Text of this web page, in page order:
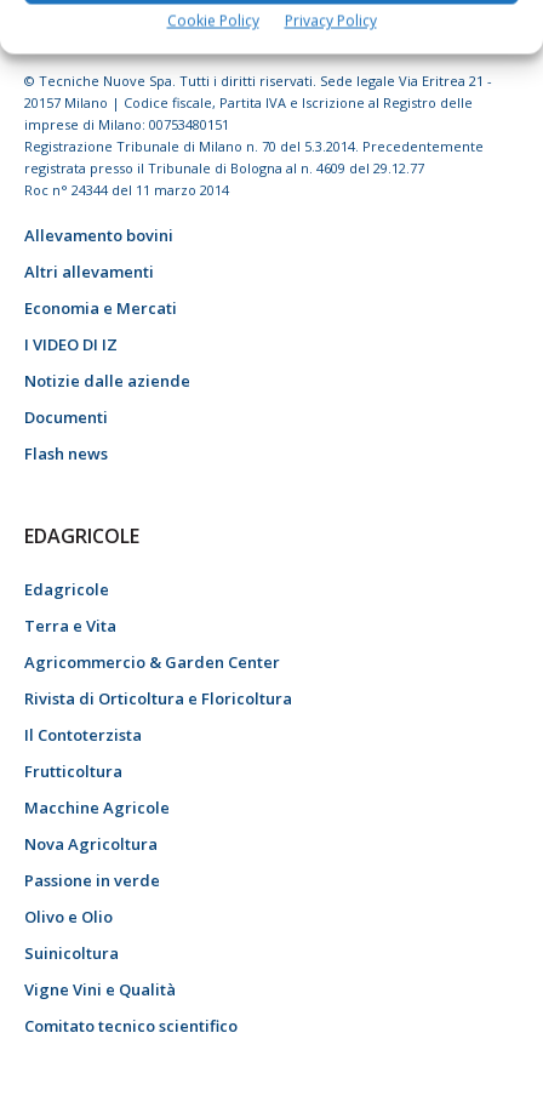
Cookie Policy Privacy Policy
© Tecniche Nuove Spa. Tutti i diritti riservati. Sede legale Via Eritrea 21 -
20157 Milano | Codice fiscale, Partita IVA e Iscrizione al Registro delle
imprese di Milano: 00753480151
Registrazione Tribunale di Milano n. 70 del 5.3.2014. Precedentemente
registrata presso il Tribunale di Bologna al n. 4609 del 29.12.77
Roc n° 24344 del 11 marzo 2014
Allevamento bovini
Altri allevamenti
Economia e Mercati
I VIDEO DI IZ
Notizie dalle aziende
Documenti
Flash news
EDAGRICOLE
Edagricole
Terra e Vita
Agricommercio & Garden Center
Rivista di Orticoltura e Floricoltura
Il Contoterzista
Frutticoltura
Macchine Agricole
Nova Agricoltura
Passione in verde
Olivo e Olio
Suinicoltura
Vigne Vini e Qualità
Comitato tecnico scientifico